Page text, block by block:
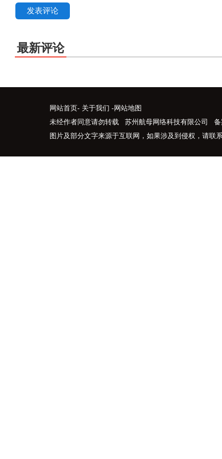
发表评论
最新评论
网站首页- 关于我们 -网站地图
未经作者同意请勿转载 苏州航母网络科技有限公司 备
图片及部分文字来源于互联网，如果涉及到侵权，请联